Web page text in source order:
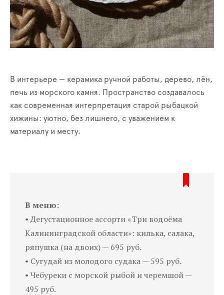
В интерьере — керамика ручной работы, дерево, лён,
печь из морского камня. Пространство создавалось
как современная интерпретация старой рыбацкой
хижины: уютно, без лишнего, с уважением к
материалу и месту.
В меню:
• Дегустационное ассорти «Три водоёма
Калининградской области»: килька, салака,
ряпушка (на двоих) — 695 руб.
• Сугудай из молодого судака — 595 руб.
• Чебуреки с морской рыбой и черемшой —
495 руб.